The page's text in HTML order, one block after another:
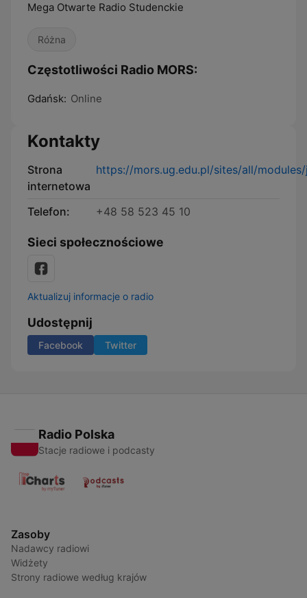
Mega Otwarte Radio Studenckie
Różna
Częstotliwości Radio MORS:
Gdańsk: Online
Kontakty
Strona
internetowa
https://mors.ug.edu.pl/sites/all/
Telefon: +48 58 523 45 10
Sieci społecznościowe
Aktualizuj informacje o radio
Udostępnij
Facebook Twitter
Radio Polska
Stacje radiowe i podcasty
Zasoby
Nadawcy radiowi
Widżety
Strony radiowe według krajów